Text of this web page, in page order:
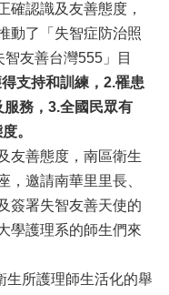
確認識及友善態度，
動了「失智症防治照
友善台灣555」目
支持和訓練，2.罹患
務，3.全國民眾有
。
友善態度，南區衛生
，邀請南華里里長、
簽署失智友善天使的
學護理系的師生們來
所護理師生活化的舉